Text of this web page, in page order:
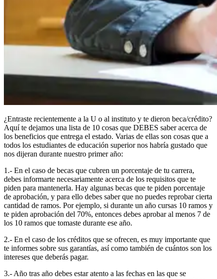
¿Entraste recientemente a la U o al instituto y te dieron beca/crédito?
Aquí te dejamos una lista de 10 cosas que DEBES saber acerca de
los beneficios que entrega el estado. Varias de ellas son cosas que a
todos los estudiantes de educación superior nos habría gustado que
nos dijeran durante nuestro primer año:
1.- En el caso de becas que cubren un porcentaje de tu carrera,
debes informarte necesariamente acerca de los requisitos que te
piden para mantenerla. Hay algunas becas que te piden porcentaje
de aprobación, y para ello debes saber que no puedes reprobar cierta
cantidad de ramos. Por ejemplo, si durante un año cursas 10 ramos y
te piden aprobación del 70%, entonces debes aprobar al menos 7 de
los 10 ramos que tomaste durante ese año.
2.- En el caso de los créditos que se ofrecen, es muy importante que
te informes sobre sus garantías, así como también de cuántos son los
intereses que deberás pagar.
3.- Año tras año debes estar atento a las fechas en las que se